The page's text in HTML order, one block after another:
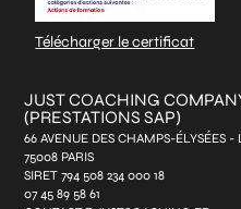
Télécharger le certificat
JUST COACHING
(PRESTATIONS SAP)
66 AVENUE DES CHAMPS-ÉLYSÉES -
75008 PARIS
SIRET 794 508 234 000 18
07 45 89 58 61